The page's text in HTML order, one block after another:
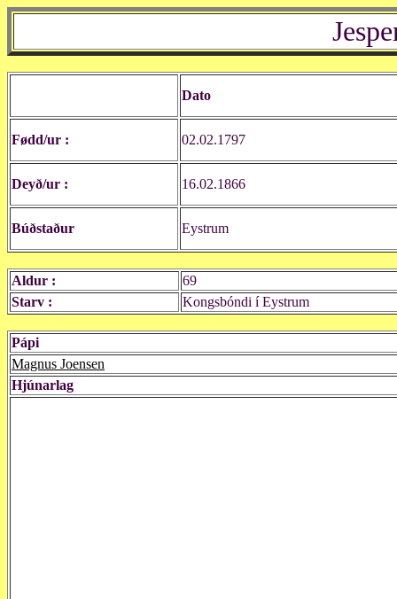
Dato
Fødd/ur : 02.02.1797
Deyð/ur : 16.02.1866
Búðstaður Eystrum
Aldur :
69
Starv :
Kongsbóndi í Eystrum
Pápi
Magnus Joensen
Hjúnarlag